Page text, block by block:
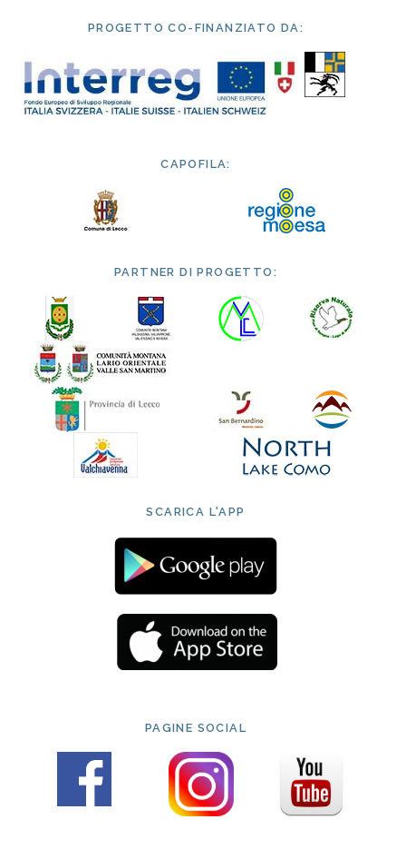
PROGETTO CO-FINANZIATO DA:
CAPOFILA:
PARTNER DI PROGETTO:
SCARICA L'APP
PAGINE SOCIAL